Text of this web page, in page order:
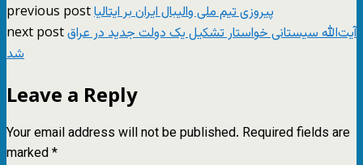
previous postپيروزی تیم ملی والیبال ایران بر ایتالیا
next postآیت‌الله سیستانی خواستار تشکیل یک دولت جدید در عراق
شد
Leave a Reply
Your email address will not be published. Required fields are
marked*